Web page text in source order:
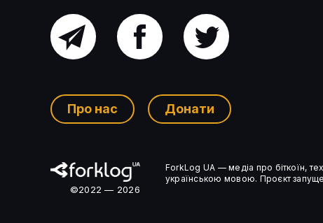
Головний
Ком’юніті-
чат
Facebook
Про нас Донати
©2022 — 2026
ForkLog UA — медіа про біткоїн,
українською мовою. Проєкт